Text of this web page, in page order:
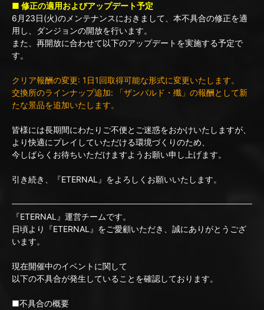
■ 修正の適用およびアップデート予定
6月23日(火)のメンテナンスにおきまして、本不具合の修正を適
用し、ダンジョンの開放を行います。
また、再開放に合わせて以下のアップデートを実施する予定で
す。
クリア報酬の変更: 1日1回取得可能な形式に変更いたします。
交換所のラインナップ追加: 「ザンバルド・殲」の報酬として新
たな景品を追加いたします。
皆様には長期間にわたりご不便とご迷惑をおかけいたしますが、
より快適にプレイしていただける環境づくりのため、
今しばらくお待ちいただけますようお願い申し上げます。
引き続き、『ETERNAL』をよろしくお願いいたします。
『ETERNAL』運営チームです。
日頃より『ETERNAL』をご愛顧いただき、誠にありがとうござ
います。
現在開催中のイベントに関して
以下の不具合が発生していることを確認しております。
■不具合の概要